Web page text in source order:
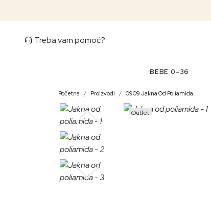
Treba vam pomoć?
BEBE 0-36
Početna Proizvodi 0909 Jakna Od Poliamida
Outlet